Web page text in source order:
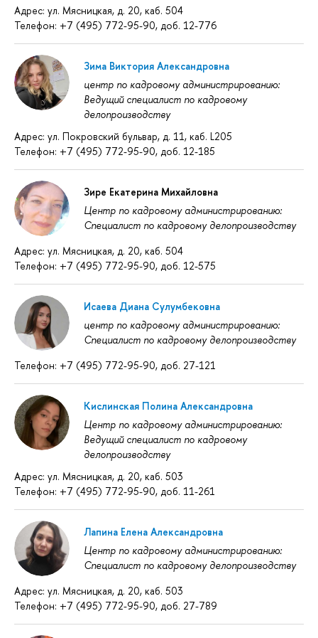
Адрес: ул. Мясницкая, д. 20, каб. 504
Телефон: +7 (495) 772-95-90, доб. 12-776
Зима Виктория Александровна
центр по кадровому администрированию:
Ведущий специалист по кадровому
делопроизводству
Адрес: ул. Покровский бульвар, д. 11, каб. L205
Телефон: +7 (495) 772-95-90, доб. 12-185
Зире Екатерина Михайловна
Центр по кадровому администрированию:
Специалист по кадровому делопроизводству
Адрес: ул. Мясницкая, д. 20, каб. 504
Телефон: +7 (495) 772-95-90, доб. 12-575
Исаева Диана Сулумбековна
центр по кадровому администрированию:
Специалист по кадровому делопроизводству
Телефон: +7 (495) 772-95-90, доб. 27-121
Кислинская Полина Александровна
Центр по кадровому администрированию:
Ведущий специалист по кадровому
делопроизводству
Адрес: ул. Мясницкая, д. 20, каб. 503
Телефон: +7 (495) 772-95-90, доб. 11-261
Лапина Елена Александровна
Центр по кадровому администрированию:
Специалист по кадровому делопроизводству
Адрес: ул. Мясницкая, д. 20, каб. 503
Телефон: +7 (495) 772-95-90, доб. 27-789